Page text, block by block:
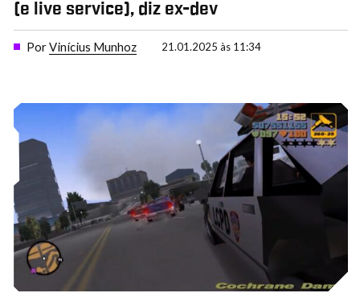
(e live service), diz ex-dev
PorVinícius Munhoz 21.01.2025 às 11:34